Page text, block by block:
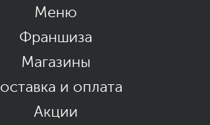
Меню
Франшиза
Магазины
и оплата
Акции